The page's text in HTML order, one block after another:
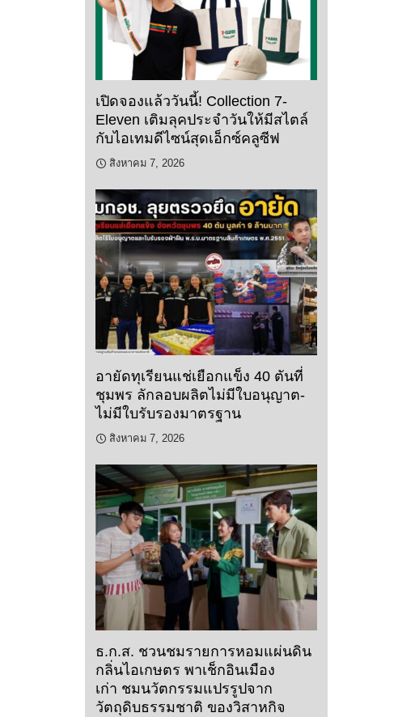
เปิดจองแล้ววันนี้! Collection 7-
Eleven เติมลุคประจำวันให้มีสไตล์
กับไอเทมดีไซน์สุดเอ็กซ์คลูซีฟ
สิงหาคม 7, 2026
อายัดทุเรียนแช่เยือกแข็ง 40 ตันที่
ชุมพร ลักลอบผลิตไม่มีใบอนุญาต-
ไม่มีใบรับรองมาตรฐาน
สิงหาคม 7, 2026
ธ.ก.ส. ชวนชมรายการหอมแผ่นดิน
กลิ่นไอเกษตร พาเช็กอินเมือง
เก่า ชมนวัตกรรมแปรรูปจาก
วัตถุดิบธรรมชาติ ของวิสาหกิจ